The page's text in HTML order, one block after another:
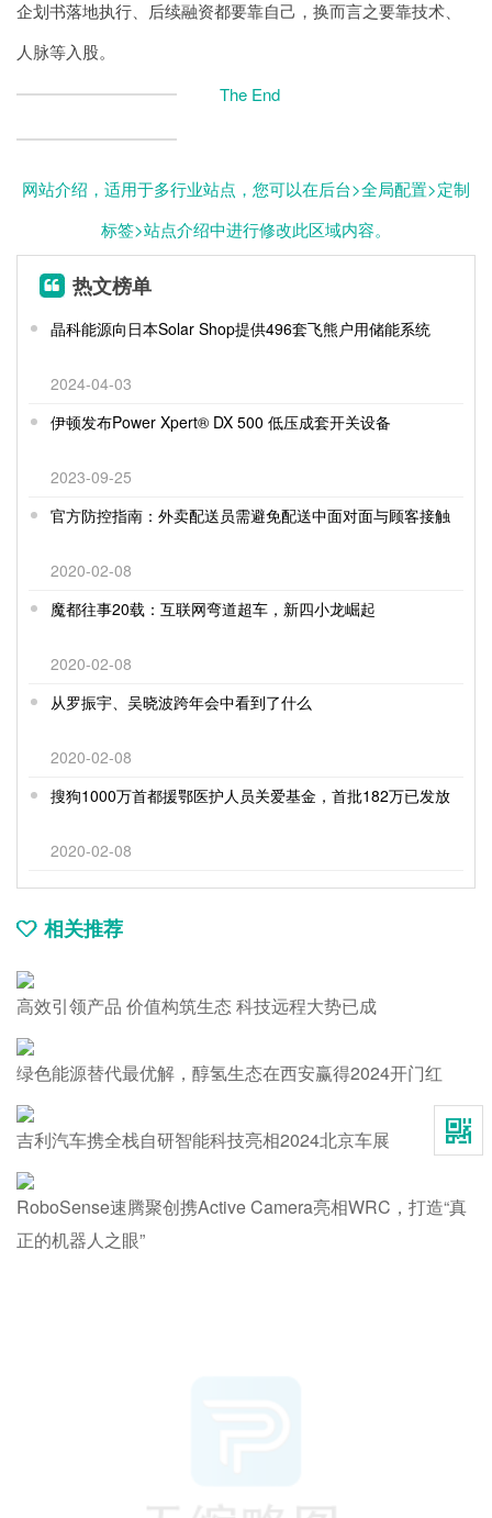
企划书落地执行、后续融资都要靠自己，换而言之要靠技术、
人脉等入股。
The End
网站介绍，适用于多行业站点，您可以在后台>全局配置>定制
标签>站点介绍中进行修改此区域内容。
热文榜单
晶科能源向日本Solar Shop提供496套飞熊户用储能系统
2024-04-03
伊顿发布Power Xpert® DX 500 低压成套开关设备
2023-09-25
官方防控指南：外卖配送员需避免配送中面对面与顾客接触
2020-02-08
魔都往事20载：互联网弯道超车，新四小龙崛起
2020-02-08
从罗振宇、吴晓波跨年会中看到了什么
2020-02-08
搜狗1000万首都援鄂医护人员关爱基金，首批182万已发放
2020-02-08
相关推荐
高效引领产品 价值构筑生态 科技远程大势已成
绿色能源替代最优解，醇氢生态在西安赢得2024开门红
吉利汽车携全栈自研智能科技亮相2024北京车展
RoboSense速腾聚创携Active Camera亮相WRC，打造“真
正的机器人之眼”